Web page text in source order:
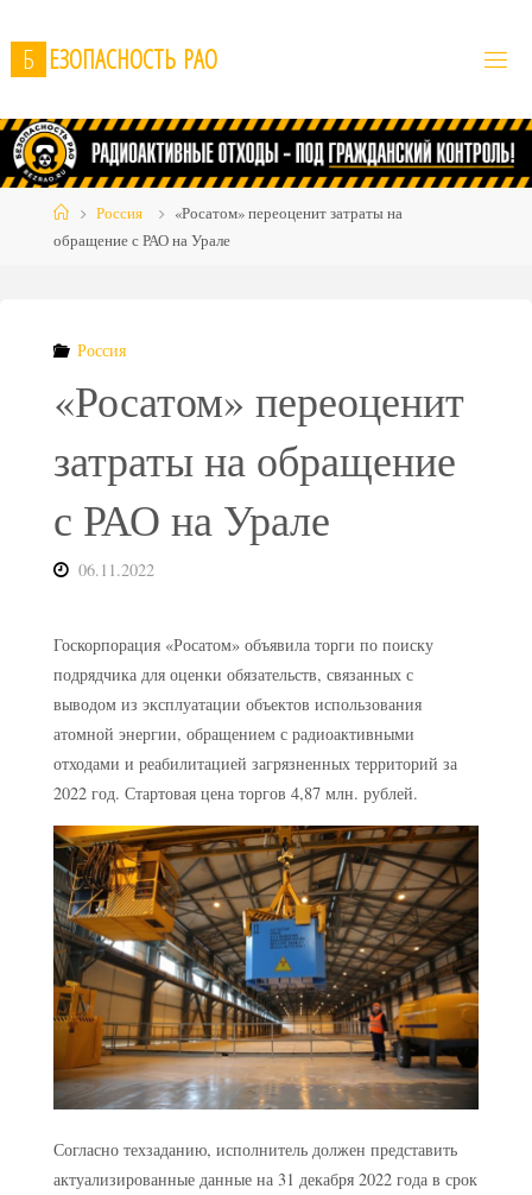
to
content
Б ЕЗОПАСНОСТЬ РАО
HomeРоссия
«Росатом» переоценит затраты на
обращение с РАО на Урале
Россия
«Росатом» переоценит
затраты на обращение
с РАО на Урале
06.11.2022
Госкорпорация «Росатом» объявила торги по поиску
подрядчика для оценки обязательств, связанных с
выводом из эксплуатации объектов использования
атомной энергии, обращением с радиоактивными
отходами и реабилитацией загрязненных территорий за
2022 год. Стартовая цена торгов 4,87 млн. рублей.
Согласно техзаданию, исполнитель должен представить
актуализированные данные на 31 декабря 2022 года в срок